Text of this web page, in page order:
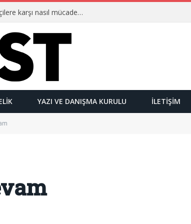
Ulusalcılar kimlerdir ve “Yetmez ama evet”çilere karşı nasıl mücadele ederler?
YAZI VE DANIŞMA KURULU İLETIŞIM